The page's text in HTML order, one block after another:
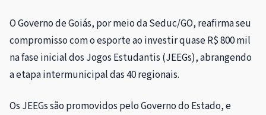
O Governo de Goiás, por meio da Seduc/GO, reafirma seu
compromisso com o esporte ao investir quase R$ 800 mil
na fase inicial dos Jogos Estudantis (JEEGs), abrangendo
a etapa intermunicipal das 40 regionais.
Os JEEGs são promovidos pelo Governo do Estado, e